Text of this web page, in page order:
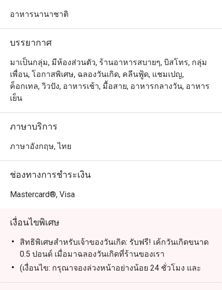
นอกจากจะสดชื่นด้วยลมทะเลแล้วยังสามารถมองเห็นวิวพา
จานอร่อยที่มีเอกลักษณ์ไม่ซ้ำใคร นอกจากนี้ทางร้านยังมี
บริการอาหารเช้าเพื่อสุขภาพมานำเสนอให้เลือกทานกันได้
ทุกวัน
อาหารนานาชาติ
บรรยากาศ
มาเป็นกลุ่ม, มีห้องส่วนตัว, ร้านอาหารสบายๆ, บิสโทร, กลุ่ม
เพื่อน, โอกาสพิเศษ, ฉลองวันเกิด, คลีนฟู้ด, แชมเปญ,
ค็อกเทล, วิวปัง, อาหารเช้า, มื้อสาย, อาหารกลางวัน, อาหาร
เย็น
ภาษาบริการ
ภาษาอังกฤษ, ไทย
ช่องทางการชำระเงิน
Mastercard®, Visa
เงื่อนไขพิเศษ
สิทธิพิเศษสำหรับเจ้าของวันเกิด: รับฟรี! เค้กวันเกิดขนาด
0.5 ปอนด์ เมื่อมาฉลองวันเกิดที่ร้านของเรา
(เงื่อนไข: กรุณาจองล่วงหน้าอย่างน้อย 24 ชั่วโมง และ
ระบุข้อความ "ฉลองวันเกิด" ในรายละเอียดการจอง)